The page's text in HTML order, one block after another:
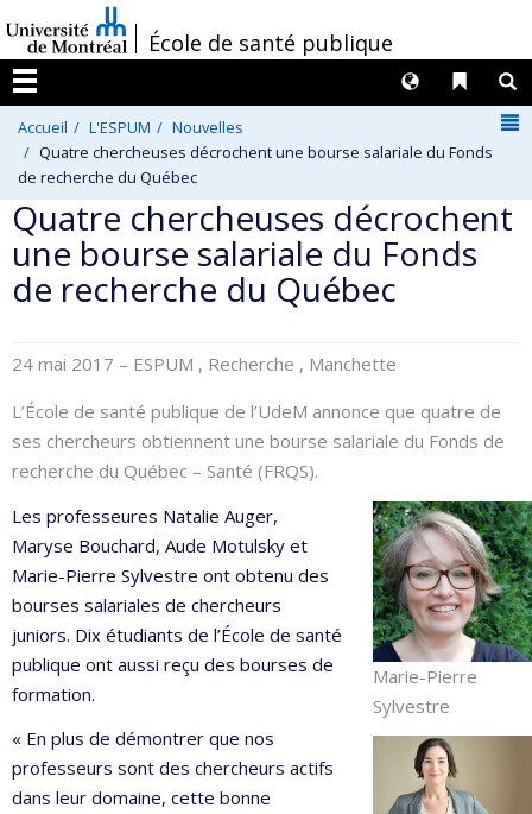
au
contenu
/École de santé publique
Menu
Liens
Langues
Accueil L'ESPUM
Nouvelles
Quatre chercheuses décrochent une bourse salariale du Fonds
de recherche du Québec
Quatre chercheuses décrochent
une bourse salariale du Fonds
de recherche du Québec
24 mai 2017 – ESPUM , Recherche , Manchette
L’École de santé publique de l’UdeM annonce que quatre de
ses chercheurs obtiennent une bourse salariale du Fonds de
recherche du Québec – Santé (FRQS).
Marie-Pierre
Sylvestre
Les professeures Natalie Auger,
Maryse Bouchard, Aude Motulsky et
Marie-Pierre Sylvestre ont obtenu des
bourses salariales de chercheurs
juniors. Dix étudiants de l’École de santé
publique ont aussi reçu des bourses de
formation.
« En plus de démontrer que nos
professeurs sont des chercheurs actifs
dans leur domaine, cette bonne